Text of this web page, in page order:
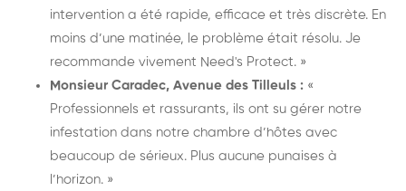
intervention a été rapide, efficace et très discrète. En
moins d’une matinée, le problème était résolu. Je
recommande vivement Need's Protect. »
Monsieur Caradec, Avenue des Tilleuls : «
Professionnels et rassurants, ils ont su gérer notre
infestation dans notre chambre d’hôtes avec
beaucoup de sérieux. Plus aucune punaises à
l’horizon. »